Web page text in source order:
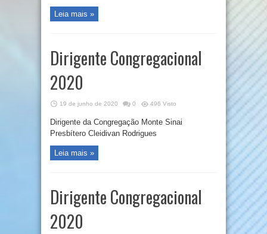
Leia mais »
Dirigente Congregacional
2020
19 de junho de 2020 0 496 Visto
Dirigente da Congregação Monte Sinai
Presbítero Cleidivan Rodrigues
Leia mais »
Dirigente Congregacional
2020